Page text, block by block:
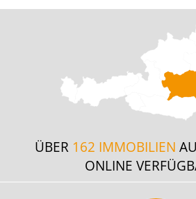
ÜBER 162 IMMOBILIEN
ONLINE